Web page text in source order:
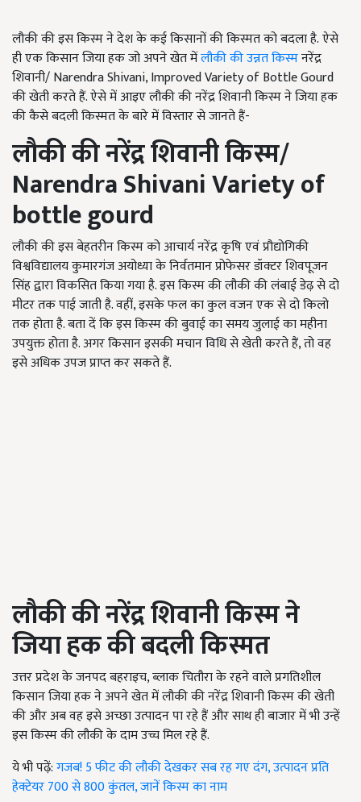
लौकी की इस किस्म ने देश के कई किसानों की किस्मत को बदला है. ऐसे
ही एक किसान जिया हक जो अपने खेत मेंलौकी की उन्नत किस्मनरेंद्र
शिवानी/ Narendra Shivani, Improved Variety of Bottle Gourd
की खेती करते हैं. ऐसे में आइए लौकी की नरेंद्र शिवानी किस्म ने जिया हक
की कैसे बदली किस्मत के बारे में विस्तार से जानते हैं-
लौकी की नरेंद्र शिवानी किस्म/
Narendra Shivani Variety of
bottle gourd
लौकी की इस बेहतरीन किस्म को आचार्य नरेंद्र कृषि एवं प्रौद्योगिकी
विश्वविद्यालय कुमारगंज अयोध्या के निर्वतमान प्रोफेसर डॉक्टर शिवपूजन
सिंह द्वारा विकसित किया गया है. इस किस्म की लौकी की लंबाई डेढ़ से दो
मीटर तक पाई जाती है. वहीं, इसके फल का कुल वजन एक से दो किलो
तक होता है. बता दें कि इस किस्म की बुवाई का समय जुलाई का महीना
उपयुक्त होता है. अगर किसान इसकी मचान विधि से खेती करते हैं, तो वह
इसे अधिक उपज प्राप्त कर सकते हैं.
लौकी की नरेंद्र शिवानी किस्म ने
जिया हक की बदली किस्मत
उत्तर प्रदेश के जनपद बहराइच, ब्लाक चितौरा के रहने वाले प्रगतिशील
किसान जिया हक ने अपने खेत में लौकी की नरेंद्र शिवानी किस्म की खेती
की और अब वह इसे अच्छा उत्पादन पा रहे हैं और साथ ही बाजार में भी उन्हें
इस किस्म की लौकी के दाम उच्च मिल रहे हैं.
ये भी पढ़ें:गजब! 5 फीट की लौकी देखकर सब रह गए दंग, उत्पादन प्रति
हेक्टेयर 700 से 800 कुंतल, जानें किस्म का नाम